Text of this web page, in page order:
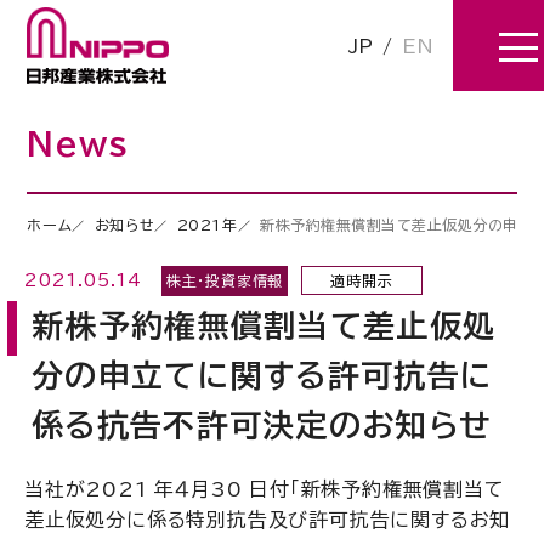
JP / EN
News
ホーム お知らせ 2021年 新株予約権無償割当て差止仮処分の申立
2021.05.14 株主・投資家情報 適時開示
新株予約権無償割当て差止仮処
分の申立てに関する許可抗告に
係る抗告不許可決定のお知らせ
当社が2021 年４月30 日付「新株予約権無償割当て
差止仮処分に係る特別抗告及び許可抗告に関するお知